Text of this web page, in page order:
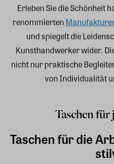
Erleben Sie die Schönheit
renommierten
und spiegelt die
Kunsthandwerker wider.
nicht nur praktische
von Individualität
Taschen für
Taschen für die